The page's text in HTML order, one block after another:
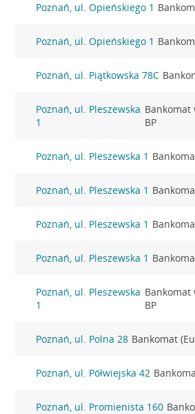
Poznań, ul. Opieńskiego 1
Poznań, ul. Opieńskiego 1
Poznań, ul. Piątkowska 78C
Poznań, ul. Pleszewska
1
Bankomat
BP
Poznań, ul. Pleszewska 1
Poznań, ul. Pleszewska 1
Poznań, ul. Pleszewska 1
Poznań, ul. Pleszewska 1
Poznań, ul. Pleszewska
1
Bankomat
BP
Poznań, ul. Polna 28 Bankomat
Poznań, ul. Półwiejska 42
Poznań, ul. Promienista 160